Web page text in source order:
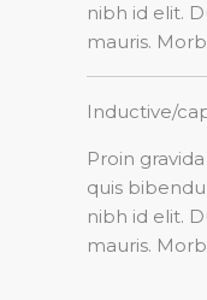
nibh id elit.
mauris.
Inductive/
Proin
quis
nibh id elit.
mauris.